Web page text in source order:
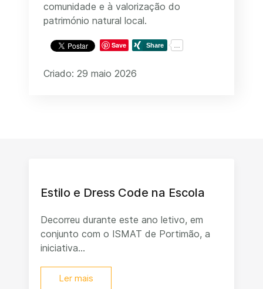
comunidade e à valorização do
património natural local.
Save
Criado: 29 maio 2026
Estilo e Dress Code na Escola
Decorreu durante este ano letivo, em
conjunto com o ISMAT de Portimão, a
iniciativa...
Ler mais